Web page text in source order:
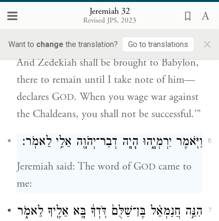
Jeremiah 32
Revised JPS, 2023
Want to change the translation? Go to translations ×
אֹת֖וֹ נְאֻם־יְהֹוָ֑ה כִּ֧י תִֽלָּחֲמ֛וּ אֶת־הַכַּשְׂדִּ֖ים
לֹ֥א תַצְלִֽיחוּ׃{פ}
And Zedekiah shall be brought to Babylon,
there to remain until I take note of him—
declares GOD. When you wage war against
the Chaldeans, you shall not be successful.’”
6 וַיֹּ֖אמֶר יִרְמְיָ֑הוּ הָיָ֥ה דְבַר־יְהֹוָ֖ה אֵלַ֥י לֵאמֹֽר׃
Jeremiah said: The word of GOD came to
me:
7
הִנֵּ֣ה חֲנַמְאֵ֗ל בֶּן־שַׁלֻּם֙ דֹּֽדְךָ֔ בָּ֥א אֵלֶ֖יךָ לֵאמֹ֑ר